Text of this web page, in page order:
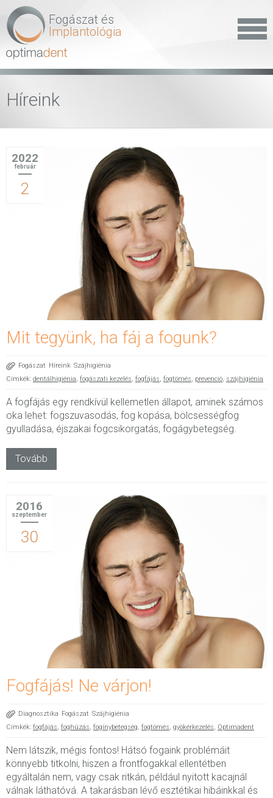
Fogászat és
Implantológia
Híreink
2022
február
2
Mit tegyünk, ha fáj a fogunk?
Fogászat Híreink Szájhigiénia
Címkék: dentálhigiénia, fogászati kezelés, fogfájás, fogtömés, prevenció, szájhigiénia
A fogfájás egy rendkívül kellemetlen állapot, aminek számos
oka lehet: fogszuvasodás, fog kopása, bölcsességfog
gyulladása, éjszakai fogcsikorgatás, fogágybetegség.
Tovább
2016
szeptember
30
Fogfájás! Ne várjon!
Diagnosztika Fogászat Szájhigiénia
Címkék: fogfájás, foghúzás, fogínybetegség, fogtömés, gyökérkezelés, Optimadent
Nem látszik, mégis fontos! Hátsó fogaink problémáit
könnyebb titkolni, hiszen a frontfogakkal ellentétben
egyáltalán nem, vagy csak ritkán, például nyitott kacajnál
válnak láthatóvá. A takarásban lévő esztétikai hibáinkkal és